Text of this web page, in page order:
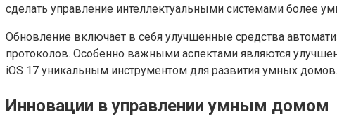
сделать управление интеллектуальными системами более
Обновление включает в себя улучшенные средства
протоколов. Особенно важными аспектами являются
iOS 17 уникальным инструментом для развития умных домов.
Инновации в управлении умным домом